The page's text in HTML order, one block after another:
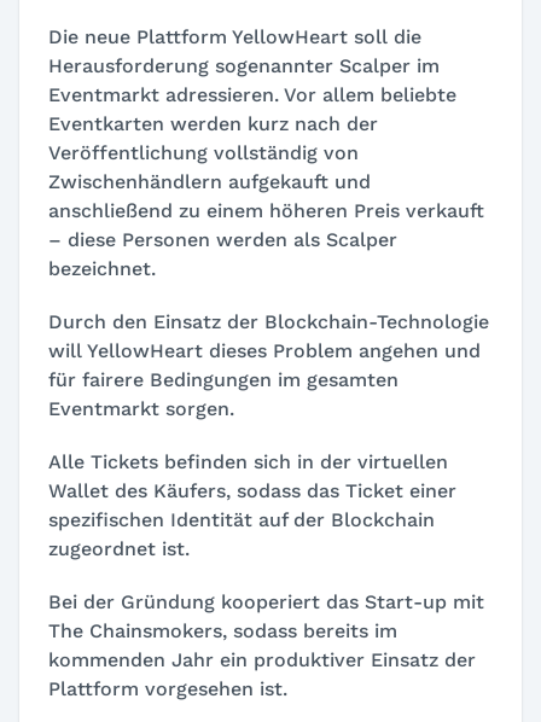
Die neue Plattform YellowHeart soll die
Herausforderung sogenannter Scalper im
Eventmarkt adressieren. Vor allem beliebte
Eventkarten werden kurz nach der
Veröffentlichung vollständig von
Zwischenhändlern aufgekauft und
anschließend zu einem höheren Preis verkauft
– diese Personen werden als Scalper
bezeichnet.
Durch den Einsatz der Blockchain-Technologie
will YellowHeart dieses Problem angehen und
für fairere Bedingungen im gesamten
Eventmarkt sorgen.
Alle Tickets befinden sich in der virtuellen
Wallet des Käufers, sodass das Ticket einer
spezifischen Identität auf der Blockchain
zugeordnet ist.
Bei der Gründung kooperiert das Start-up mit
The Chainsmokers, sodass bereits im
kommenden Jahr ein produktiver Einsatz der
Plattform vorgesehen ist.